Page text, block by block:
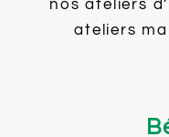
nos ateliers
ateliers